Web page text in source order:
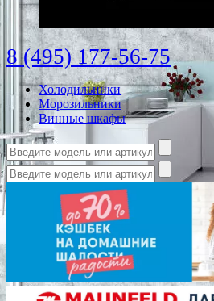
8 (495) 177-56-75
Холодильники
Морозильники
Винные шкафы